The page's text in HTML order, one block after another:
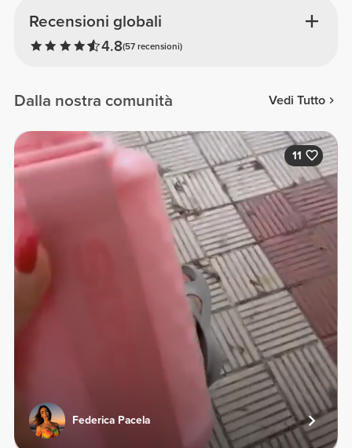
Recensioni globali
4.8(57 recensioni)
Dalla nostra comunità Vedi Tutto
11
Federica Pacela